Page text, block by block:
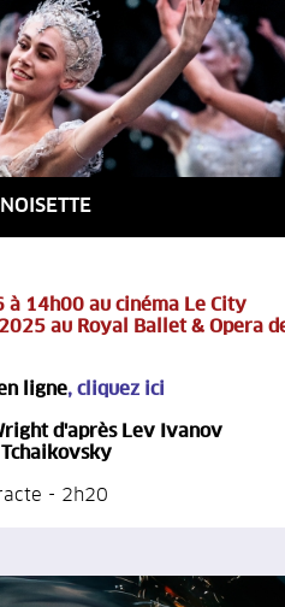
à 14h00 au cinéma Le City
au Royal Ballet & Opera
ligne, cliquez ici
d'après Lev Ivanov
- 2h20